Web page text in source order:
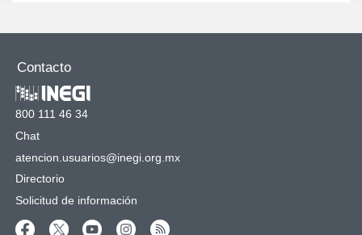
Contacto
800 111 46 34
Chat
atencion.usuarios@inegi.org.mx
Directorio
Solicitud de información